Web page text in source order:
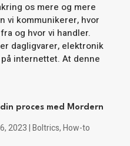
os mere og mere
vi kommunikerer, hvor
og hvor vi handler.
dagligvarer, elektronik
internettet. At denne
proces med Mordern
2023|Boltrics,How-to